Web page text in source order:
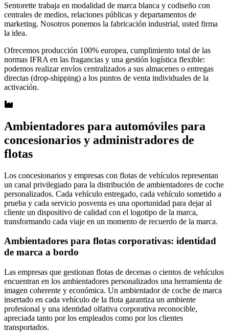
Sentorette trabaja en modalidad de marca blanca y codiseño con
centrales de medios, relaciones públicas y departamentos de
marketing. Nosotros ponemos la fabricación industrial, usted firma
la idea.
Ofrecemos producción 100% europea, cumplimiento total de las
normas IFRA en las fragancias y una gestión logística flexible:
podemos realizar envíos centralizados a sus almacenes o entregas
directas (drop-shipping) a los puntos de venta individuales de la
activación.
Ambientadores para automóviles para
concesionarios y administradores de
flotas
Los concesionarios y empresas con flotas de vehículos representan
un canal privilegiado para la distribución de ambientadores de coche
personalizados. Cada vehículo entregado, cada vehículo sometido a
prueba y cada servicio posventa es una oportunidad para dejar al
cliente un dispositivo de calidad con el logotipo de la marca,
transformando cada viaje en un momento de recuerdo de la marca.
Ambientadores para flotas corporativas: identidad
de marca a bordo
Las empresas que gestionan flotas de decenas o cientos de vehículos
encuentran en los ambientadores personalizados una herramienta de
imagen coherente y económica. Un ambientador de coche de marca
insertado en cada vehículo de la flota garantiza un ambiente
profesional y una identidad olfativa corporativa reconocible,
apreciada tanto por los empleados como por los clientes
transportados.